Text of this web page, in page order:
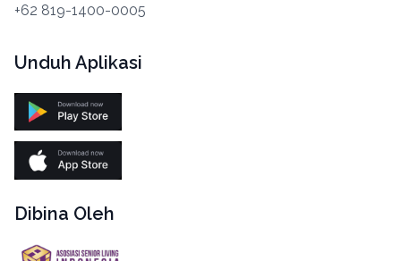
+62 819-1400-0005
Unduh Aplikasi
Dibina Oleh